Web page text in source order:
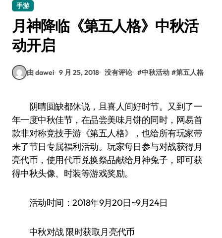
手游
月神降临《第五人格》中秋活
动开启
由 dawei 9 月 25, 2018 没有评论 #中秋活动 #第五人格
阴晴圆缺都休说，且喜人间好时节。又到了一
年一度中秋佳节，在品尝美味月饼的同时，网易首
款非对称竞技手游《第五人格》，也给所有玩家带
来了节日专属福利活动。玩家每日参与对战获得月
亮代币，使用代币兑换祭品献给月神兔子，即可获
得中秋头像、时装等游戏奖励。
活动时间：2018年9月20日~9月24日
中秋对战 限时获取月亮代币